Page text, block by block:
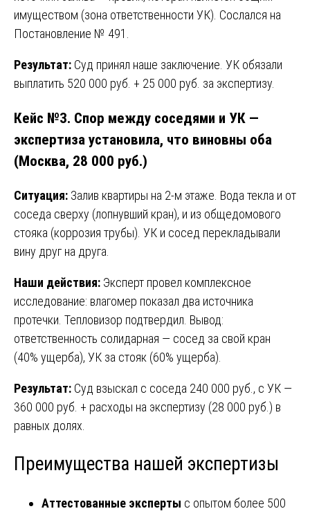
имуществом (зона ответственности УК). Сослался на
Постановление № 491.
Результат: Суд принял наше заключение. УК обязали
выплатить 520 000 руб. + 25 000 руб. за экспертизу.
Кейс №3. Спор между соседями и УК —
экспертиза установила, что виновны оба
(Москва, 28 000 руб.)
Ситуация: Залив квартиры на 2-м этаже. Вода текла и от
соседа сверху (лопнувший кран), и из общедомового
стояка (коррозия трубы). УК и сосед перекладывали
вину друг на друга.
Наши действия: Эксперт провел комплексное
исследование: влагомер показал два источника
протечки. Тепловизор подтвердил. Вывод:
ответственность солидарная — сосед за свой кран
(40% ущерба), УК за стояк (60% ущерба).
Результат: Суд взыскал с соседа 240 000 руб., с УК —
360 000 руб. + расходы на экспертизу (28 000 руб.) в
равных долях.
Преимущества нашей экспертизы
Аттестованные эксперты с опытом более 500